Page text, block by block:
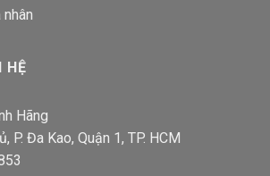
nhân
HỆ
Hãng
P. Đa Kao, Quận 1, TP. HCM